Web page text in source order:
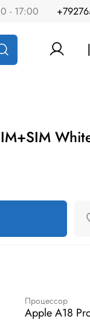
- 17:00
Процессор
Apple A18